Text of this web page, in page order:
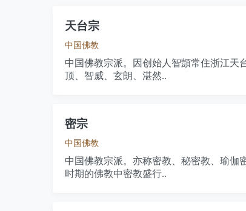
天台宗
中国佛教
中国佛教宗派。因创始人智顗常住浙江天
顶、智威、玄朗、湛然..
密宗
中国佛教
中国佛教宗派。亦称密教、秘密教、瑜伽
时期的佛教中密教盛行..